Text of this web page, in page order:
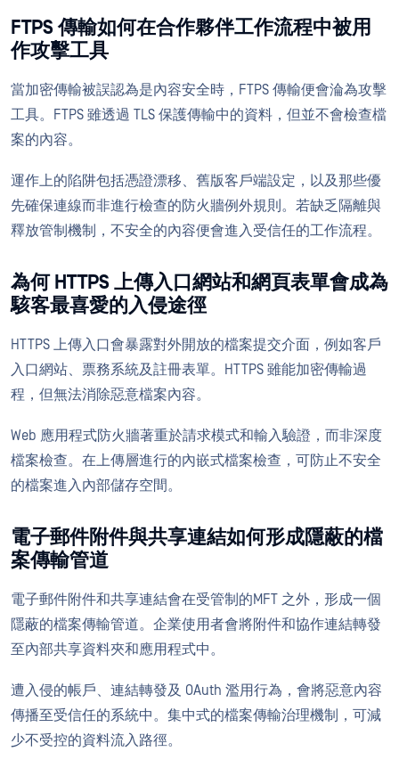
FTPS 傳輸如何在合作夥伴工作流程中被用
作攻擊工具
當加密傳輸被誤認為是內容安全時，FTPS 傳輸便會淪為攻擊
工具。FTPS 雖透過 TLS 保護傳輸中的資料，但並不會檢查檔
案的內容。
運作上的陷阱包括憑證漂移、舊版客戶端設定，以及那些優
先確保連線而非進行檢查的防火牆例外規則。若缺乏隔離與
釋放管制機制，不安全的內容便會進入受信任的工作流程。
為何 HTTPS 上傳入口網站和網頁表單會成為
駭客最喜愛的入侵途徑
HTTPS 上傳入口會暴露對外開放的檔案提交介面，例如客戶
入口網站、票務系統及註冊表單。HTTPS 雖能加密傳輸過
程，但無法消除惡意檔案內容。
Web 應用程式防火牆著重於請求模式和輸入驗證，而非深度
檔案檢查。在上傳層進行的內嵌式檔案檢查，可防止不安全
的檔案進入內部儲存空間。
電子郵件附件與共享連結如何形成隱蔽的檔
案傳輸管道
電子郵件附件和共享連結會在受管制的MFT 之外，形成一個
隱蔽的檔案傳輸管道。企業使用者會將附件和協作連結轉發
至內部共享資料夾和應用程式中。
遭入侵的帳戶、連結轉發及 OAuth 濫用行為，會將惡意內容
傳播至受信任的系統中。集中式的檔案傳輸治理機制，可減
少不受控的資料流入路徑。